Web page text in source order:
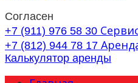
Согласен
+7 (911) 976 58 30
+7 (812) 944 78 17
Калькулятор аренды